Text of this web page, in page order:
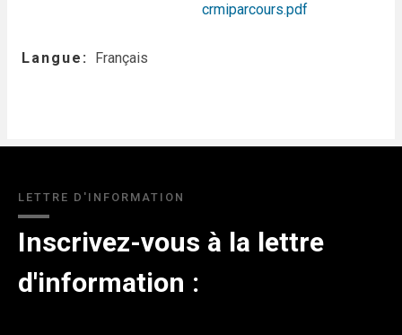
crmiparcours.pdf
Langue Français
LETTRE D'INFORMATION
Inscrivez-vous à la lettre
d'information :